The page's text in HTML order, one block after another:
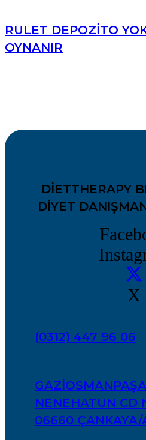
RULET DEPOZITO
OYNANIR
DIETTHERAPY
DIYET
X
(0312) 447 96 06
NENEHATUN CD
06660 ÇANKAYA/